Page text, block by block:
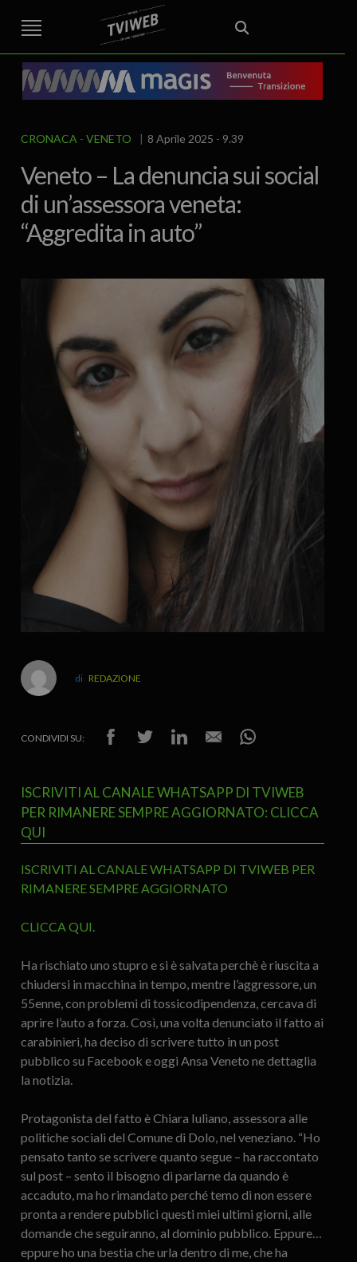
STREET TG CRONACA VENETO
VICENZA E PROVINCIA
AREA BERICA
ECONOMIA ATTUALITA’ POLITICA
EDITORIALE ITALIA E MONDO CURIOSITÀ – LIFESTYLE
CULTURA ARTE
SPORT
IL GRAFFIO FOOD & DRINK
CRONACA VENETO 8 Aprile 2025 - 9.39
Veneto – La denuncia sui social
di un’assessora veneta:
“Aggredita in auto”
REDAZIONE
CONDIVIDI SU:
ISCRIVITI AL CANALE WHATSAPP DI TVIWEB
PER RIMANERE SEMPRE AGGIORNATO: CLICCA
QUI
ISCRIVITI AL CANALE WHATSAPP DI TVIWEB PER
RIMANERE SEMPRE AGGIORNATO
CLICCA QUI
Ha rischiato uno stupro e si è salvata perchè è riuscita a
chiudersi in macchina in tempo, mentre l’aggressore, un
55enne, con problemi di tossicodipendenza, cercava di
aprire l’auto a forza. Così, una volta denunciato il fatto ai
carabinieri, ha deciso di scrivere tutto in un post
pubblico su Facebook e oggi Ansa Veneto ne dettaglia
la notizia.
Protagonista del fatto è Chiara Iuliano, assessora alle
politiche sociali del Comune di Dolo, nel veneziano. “Ho
pensato tanto se scrivere quanto segue – ha raccontato
sul post – sento il bisogno di parlarne da quando è
accaduto, ma ho rimandato perché temo di non essere
pronta a rendere pubblici questi miei ultimi giorni, alle
domande che seguiranno, al dominio pubblico. Eppure…
eppure ho una bestia che urla dentro di me, che ha